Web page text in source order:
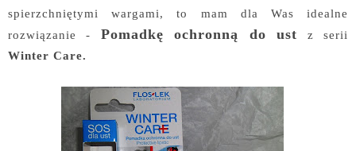
spierzchniętymi wargami, to mam dla Was idealne
rozwiązanie - Pomadkę ochronną do ust z serii
Winter Care.